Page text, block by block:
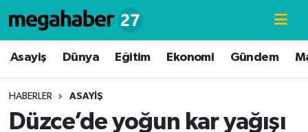
Asayiş Dünya Eğitim Ekonomi Gündem
HABERLER ASAYIŞ
Düzce’de yoğun kar yağışı
Hava Durumu
Süper Lig Puan Durumu ve Fikstür